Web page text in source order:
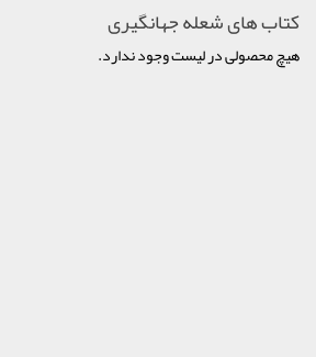
کتاب های شعله جهانگیری
هیچ محصولی در لیست وجود ندارد.